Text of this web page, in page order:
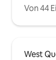
Von 44
West